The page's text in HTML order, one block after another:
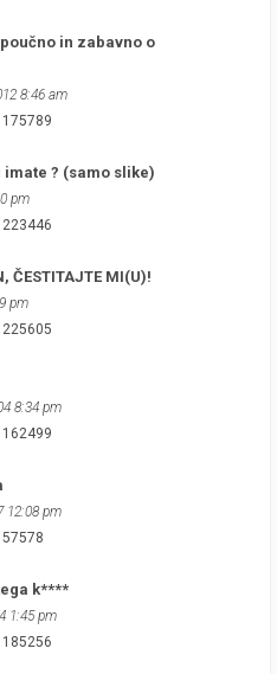
in zabavno o
8:46 am
175789
? (samo slike)
pm
223446
ČESTITAJTE MI(U)!
pm
225605
8:34 pm
162499
12:08 pm
57578
k****
1:45 pm
185256